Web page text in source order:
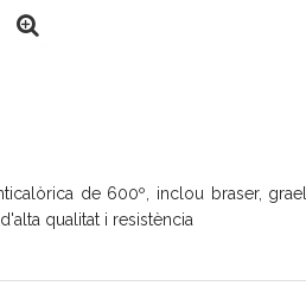
de 600º, inclou braser,
qualitat i resistència